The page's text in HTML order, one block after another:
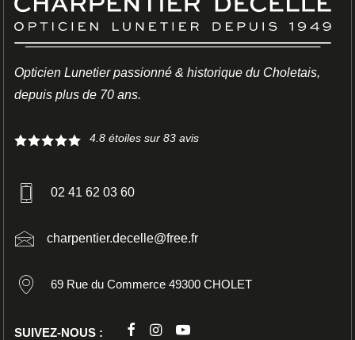
02 41 62 03 60
charpentier.decelle@free.fr
69 Rue du Commerce 49300 CHOLET
SUIVEZ-NOUS :
Opticien Lunetier passionné & historique du Choletais,
depuis plus de 70 ans.
4.8 étoiles sur 83 avis